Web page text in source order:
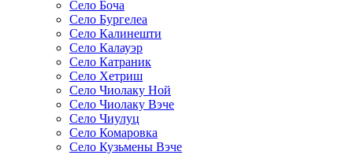
Село Боча
Село Бургелеа
Село Калинешти
Село Калауэр
Село Катраник
Село Хетриш
Село Чиолаку Ной
Село Чиолаку Вэче
Село Чиулуц
Село Комаровка
Село Кузьмены Вэче